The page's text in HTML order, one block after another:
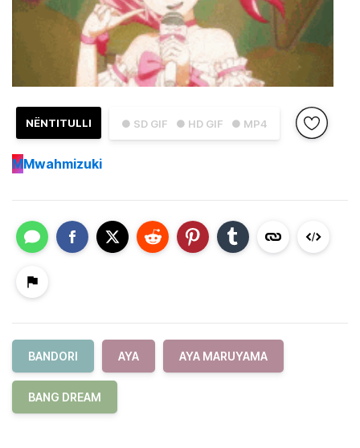
● SD GIF ● HD GIF ● MP4
NËNTITULLI
MMwahmizuki
BANDORI AYA AYA MARUYAMA
BANG DREAM